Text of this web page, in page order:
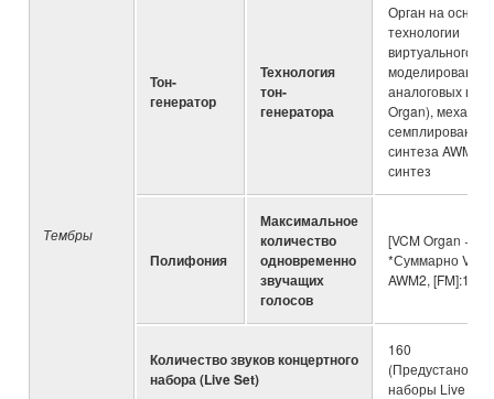
Тембры
Тон-
генератор
Технология
тон-
генератора
Орган на основе
технологии
виртуального
моделирования
аналоговых
Organ),
семплирования
синтеза AWM2,
синтез
Полифония
Максимальное
количество
одновременно
звучащих
голосов
[VCM Organ +
*Суммарно VCM
AWM2, [FM]:128
Количество звуков концертного
набора (Live Set)
160
наборы Live